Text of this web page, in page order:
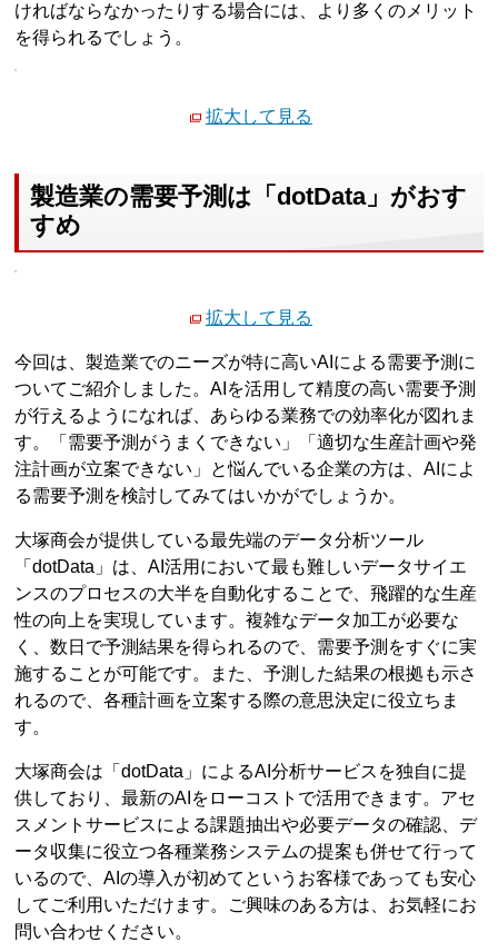
ければならなかったりする場合には、より多くのメリット
を得られるでしょう。
拡大して見る
製造業の需要予測は「dotData」がおす
すめ
拡大して見る
今回は、製造業でのニーズが特に高いAIによる需要予測に
ついてご紹介しました。AIを活用して精度の高い需要予測
が行えるようになれば、あらゆる業務での効率化が図れま
す。「需要予測がうまくできない」「適切な生産計画や発
注計画が立案できない」と悩んでいる企業の方は、AIによ
る需要予測を検討してみてはいかがでしょうか。
大塚商会が提供している最先端のデータ分析ツール
「dotData」は、AI活用において最も難しいデータサイエ
ンスのプロセスの大半を自動化することで、飛躍的な生産
性の向上を実現しています。複雑なデータ加工が必要な
く、数日で予測結果を得られるので、需要予測をすぐに実
施することが可能です。また、予測した結果の根拠も示さ
れるので、各種計画を立案する際の意思決定に役立ちま
す。
大塚商会は「dotData」によるAI分析サービスを独自に提
供しており、最新のAIをローコストで活用できます。アセ
スメントサービスによる課題抽出や必要データの確認、デ
ータ収集に役立つ各種業務システムの提案も併せて行って
いるので、AIの導入が初めてというお客様であっても安心
してご利用いただけます。ご興味のある方は、お気軽にお
問い合わせください。